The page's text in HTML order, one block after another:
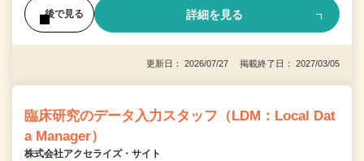
後で見る 詳細を見る
更新日： 2026/07/27 掲載終了日： 2027/03/05
臨床研究のデータ入力スタッフ（LDM：Local Dat
a Manager）
株式会社アクセライズ・サイト